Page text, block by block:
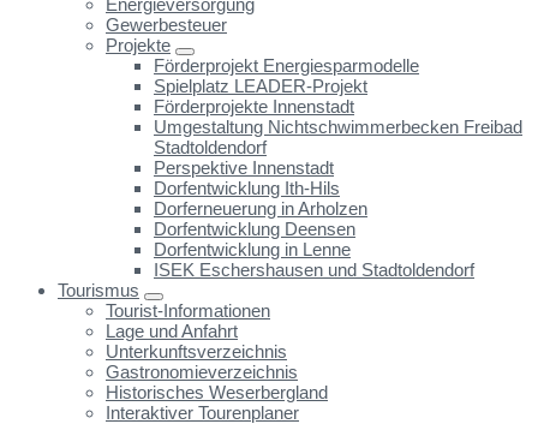
Energieversorgung
Gewerbesteuer
Projekte
Förderprojekt Energiesparmodelle
Spielplatz LEADER-Projekt
Förderprojekte Innenstadt
Umgestaltung Nichtschwimmerbecken Freibad
Stadtoldendorf
Perspektive Innenstadt
Dorfentwicklung Ith-Hils
Dorferneuerung in Arholzen
Dorfentwicklung Deensen
Dorfentwicklung in Lenne
ISEK Eschershausen und Stadtoldendorf
Tourismus
Tourist-Informationen
Lage und Anfahrt
Unterkunftsverzeichnis
Gastronomieverzeichnis
Historisches Weserbergland
Interaktiver Tourenplaner